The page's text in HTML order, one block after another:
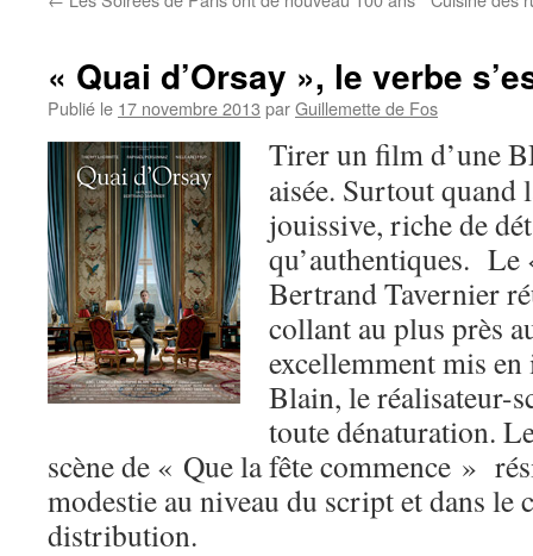
« Quai d’Orsay », le verbe
Publié le 17 novembre 2013 parGuillemette de Fos
Tirer un film d’une
aisée. Surtout quand
jouissive, riche de
qu’authentiques. Le
Bertrand Tavernier
collant au plus près
excellemment mis
Blain, le réalisateur-
toute dénaturation.
scène de « Que la fête commence »
modestie au niveau du script et dans le
distribution.